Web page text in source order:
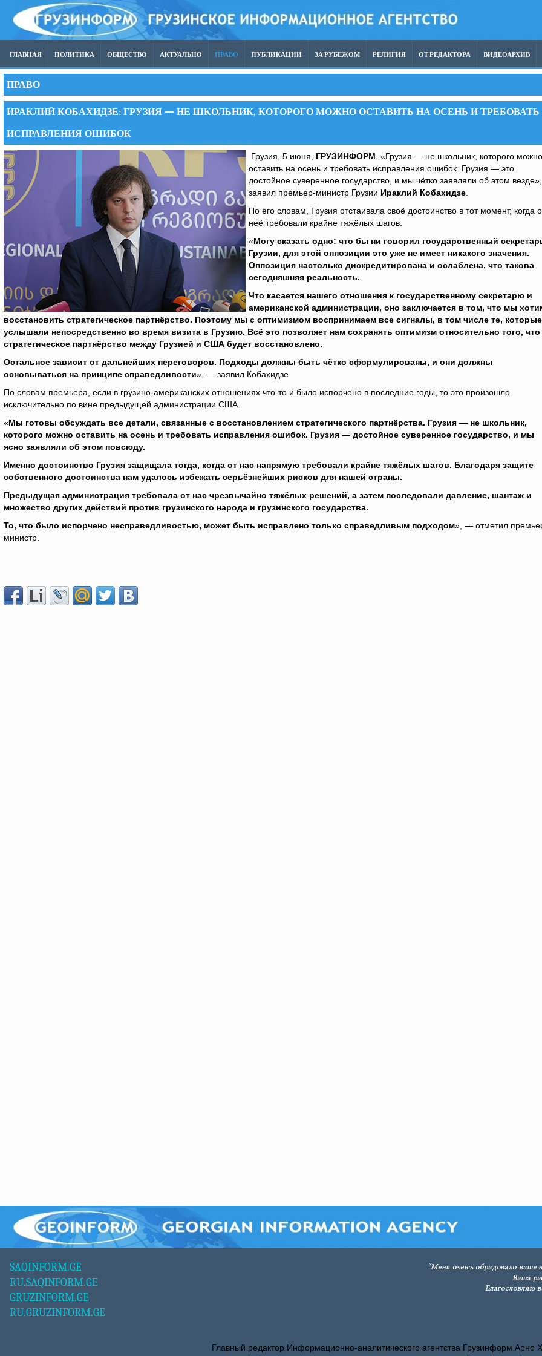
ГЛАВНАЯ ПОЛИТИКА ОБЩЕСТВО АКТУАЛЬНО ПРАВО ПУБЛИКАЦИИ ЗА РУБЕЖОМ РЕЛИГИЯ ОТ РЕДАКТОРА ВИДЕОАРХИВ
ПРАВО
ИРАКЛИЙ КОБАХИДЗЕ: ГРУЗИЯ — НЕ ШКОЛЬНИК, КОТОРОГО МОЖНО ОСТАВИТЬ НА ОСЕНЬ И ТРЕБОВАТЬ
ИСПРАВЛЕНИЯ ОШИБОК
Грузия, 5 июня, ГРУЗИНФОРМ . «Грузия — не школьник, которого можно
оставить на осень и требовать исправления ошибок. Грузия — это
достойное суверенное государство, и мы чётко заявляли об этом
заявил премьер-министр Грузии Ираклий Кобахидзе
По его словам, Грузия отстаивала своё достоинство в тот момент, когда
неё требовали крайне тяжёлых шагов.
«Могу сказать одно: что бы ни говорил государственный
Грузии, для этой оппозиции это уже не имеет никакого значения.
Оппозиция настолько дискредитирована и ослаблена, что такова
сегодняшняя реальность.
Что касается нашего отношения к государственному секретарю и
американской администрации, оно заключается в том, что мы
восстановить стратегическое партнёрство. Поэтому мы с оптимизмом воспринимаем все сигналы, в том числе те, которые
услышали непосредственно во время визита в Грузию. Всё это позволяет нам сохранять оптимизм относительно того, что
стратегическое партнёрство между Грузией и США будет восстановлено.
Остальное зависит от дальнейших переговоров. Подходы должны быть чётко сформулированы, и они должны
основываться на принципе справедливости», — заявил Кобахидзе.
По словам премьера, если в грузино-американских отношениях что-то и было испорчено в последние годы, то это произошло
исключительно по вине предыдущей администрации США.
«Мы готовы обсуждать все детали, связанные с восстановлением стратегического партнёрства. Грузия — не школьник,
которого можно оставить на осень и требовать исправления ошибок. Грузия — достойное суверенное государство, и мы
ясно заявляли об этом повсюду.
Именно достоинство Грузия защищала тогда, когда от нас напрямую требовали крайне тяжёлых шагов. Благодаря защите
собственного достоинства нам удалось избежать серьёзнейших рисков для нашей страны.
Предыдущая администрация требовала от нас чрезвычайно тяжёлых решений, а затем последовали давление, шантаж и
множество других действий против грузинского народа и грузинского государства.
То, что было испорчено несправедливостью, может быть исправлено только справедливым подходом», — отметил
министр.
SAQINFORM.GE
RU.SAQINFORM.GE
GRUZINFORM.GE
RU.GRUZINFORM.GE
Главный редактор Информационно-аналитического агентства Грузинформ Арно